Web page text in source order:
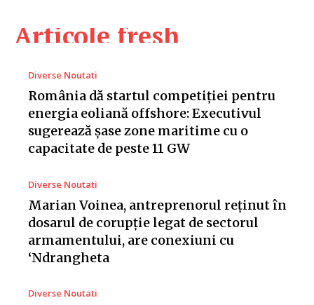
Articole fresh
Diverse Noutati
România dă startul competiției pentru
energia eoliană offshore: Executivul
sugerează șase zone maritime cu o
capacitate de peste 11 GW
Diverse Noutati
Marian Voinea, antreprenorul reținut în
dosarul de corupție legat de sectorul
armamentului, are conexiuni cu
‘Ndrangheta
Diverse Noutati